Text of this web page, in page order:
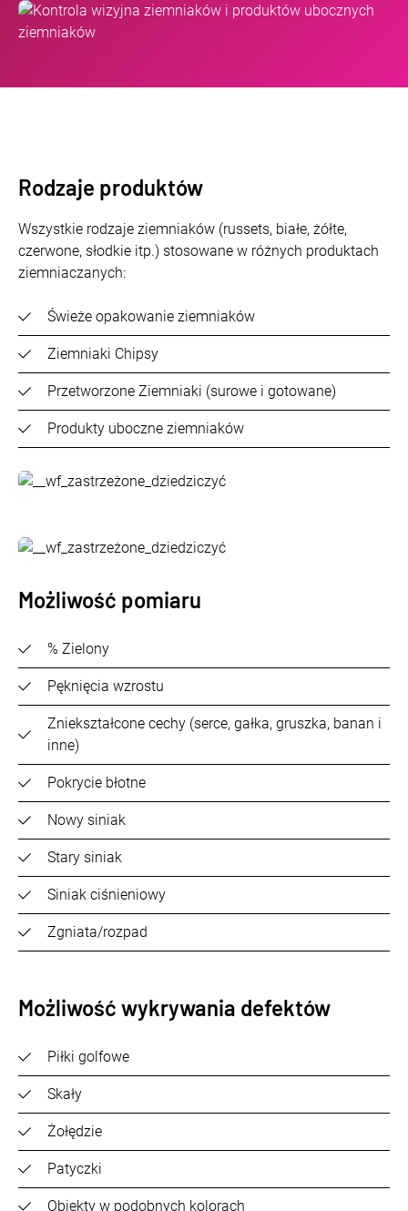
Rodzaje produktów
Wszystkie rodzaje ziemniaków (russets, białe, żółte,
czerwone, słodkie itp.) stosowane w różnych produktach
ziemniaczanych:
Świeże opakowanie ziemniaków
Ziemniaki Chipsy
Przetworzone Ziemniaki (surowe i gotowane)
Produkty uboczne ziemniaków
Możliwość pomiaru
% Zielony
Pęknięcia wzrostu
Zniekształcone cechy (serce, gałka, gruszka, banan i
inne)
Pokrycie błotne
Nowy siniak
Stary siniak
Siniak ciśnieniowy
Zgniata/rozpad
Możliwość wykrywania defektów
Piłki golfowe
Skały
Żołędzie
Patyczki
Obiekty w podobnych kolorach